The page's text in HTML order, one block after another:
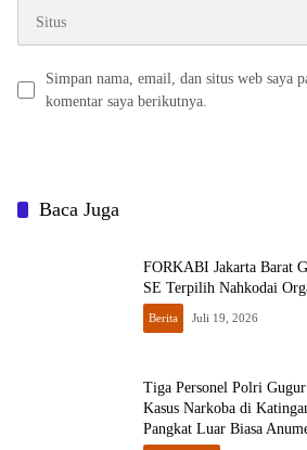
Simpan nama, email, dan situs web saya
komentar saya berikutnya.
Baca Juga
FORKABI Jakarta Barat
SE Terpilih Nahkodai
Berita Juli 19, 2026
Tiga Personel Polri
Kasus Narkoba di
Pangkat Luar Biasa